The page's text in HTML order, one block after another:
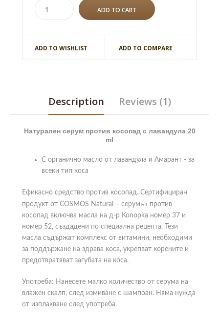
ADD TO WISHLIST ADD TO COMPARE
Description Reviews (1)
Натурален серум против косопад с лавандула 20
ml
С органично масло от лавандула и Амарант - за
всеки тип коса
Ефикасно средство против косопад. Сертифициран
продукт от COSMOS Natural – серумът против
косопад включва масла на д-р Konopka номер 37 и
номер 52, създадени по специална рецепта. Тези
масла съдържат комплекс от витамини, необходими
за поддържане на здрава коса, укрепват корените и
предотвратяват загубата на коса.
Употреба: Нанесете малко количество от серума на
влажен скалп, след измиване с шампоан. Няма нужда
от изплакване след употреба.